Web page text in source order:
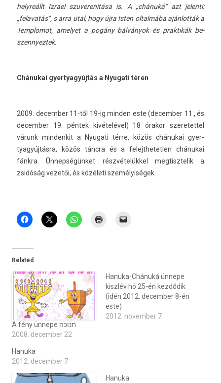
helyreállt Iz­rael szuverenitása is. A „chánuká” azt jelen­ti:
„felavatás”, s arra utal, hogy újra Isten ol­talmába ajánlották a
Templomot, amelyet a pogány bálványok és prak­tikák be­
szen­nyez­tek.
Chánukai gyer­tyagyúj­tás a Nyugati téren
2009. de­cemb­er 11-től 19-ig mind­en este (de­cemb­er 11., és
de­cemb­er 19. péntek kivételével) 18 órakor szeretet­tel
várunk min­denkit a Nyugati térre, közös chánukai gyer­
tyagyúj­tásra, közös táncra és a felejthetetl­en chánukai
fánkra. Ünnepségünket részvételükkel meg­tisztelik a
zsidóság vezetői, és közéleti személyiségek.
Related
A fény ünnepe חנוכה
2008. december 22
Hanuka-Chánuká ünnepe
kiszlév hó 25-én kezdődik
(idén 2012. december 8-én
este)
2012. november 7
Hanuka
2012. december 7
Hanuka